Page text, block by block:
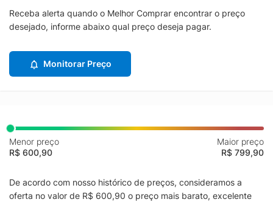
Receba alerta quando o Melhor Comprar encontrar o preço
desejado, informe abaixo qual preço deseja pagar.
Monitorar Preço
Menor preço
R$ 600,90
Maior preço
R$ 799,90
De acordo com nosso histórico de preços, consideramos a
oferta no valor de R$ 600,90 o preço mais barato, excelente